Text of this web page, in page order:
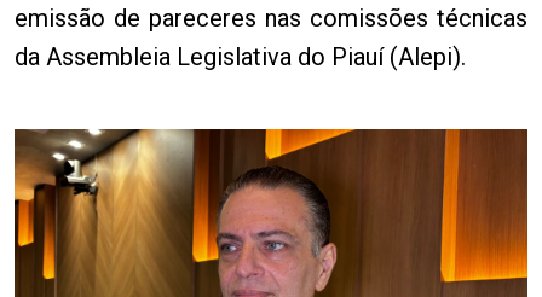
emissão de pareceres nas comissões técnicas
da Assembleia Legislativa do Piauí (Alepi).